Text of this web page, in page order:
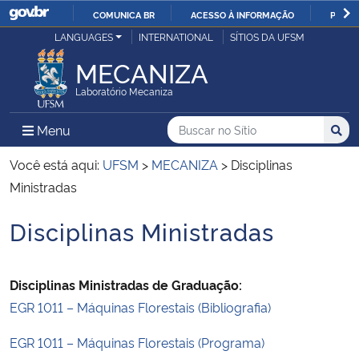
IR
O
COMUNICA BR ACESSO À INFORMAÇÃO
Ministério da Justiça e Segurança Pública
Ministério da Defesa
Ministério das Relações Exteriores
Ministério da Infraestrutura
Ministério da Agricultura, Pecuária e Abastecimento
LANGUAGES INTERNATIONAL SÍTIOS DA UFSM
MECANIZA
Laboratório Mecaniza
Menu Menu Principal do Sítio
Busca
Buscar no no Sítio
Busca:
Você está aqui: UFSM > MECANIZA > Disciplinas
Ministradas
Início do conteúdo
Disciplinas Ministradas
Disciplinas Ministradas de Graduação:
EGR 1011 – Máquinas Florestais (Bibliografia)
EGR 1011 – Máquinas Florestais (Programa)